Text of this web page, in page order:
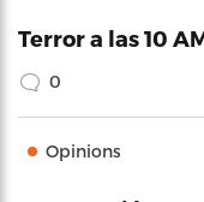
Terror a las 10
0
Opinions